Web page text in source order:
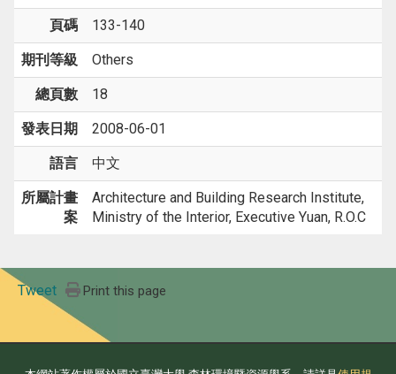
頁碼 133-140
期刊等級 Others
總頁數 18
發表日期 2008-06-01
語言 中文
所屬計畫
案
Architecture and Building Research Institute,
Ministry of the Interior, Executive Yuan, R.O.C
Tweet Print this page